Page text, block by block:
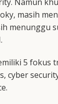
Namun
masih
menunggu
5 fokus
cyber